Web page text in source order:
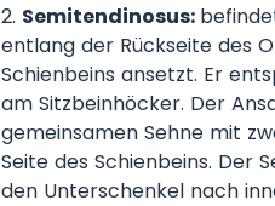
Semitendinosus:
entlang der Rückseite des
Schienbeins ansetzt. Er
am Sitzbeinhöcker. Der
gemeinsamen Sehne mit
Seite des Schienbeins. Der
den Unterschenkel nach